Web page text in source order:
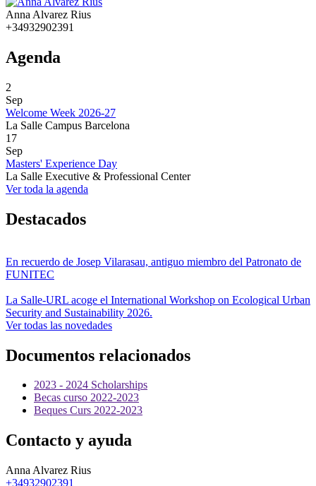
Anna Alvarez Rius
+34932902391
Agenda
2
Sep
Welcome Week 2026-27
La Salle Campus Barcelona
17
Sep
Masters' Experience Day
La Salle Executive & Professional Center
Ver toda la agenda
Destacados
En recuerdo de Josep Vilarasau, antiguo miembro del Patronato de
FUNITEC
La Salle-URL acoge el International Workshop on Ecological Urban
Security and Sustainability 2026.
Ver todas las novedades
Documentos relacionados
2023 - 2024 Scholarships
Becas curso 2022-2023
Beques Curs 2022-2023
Contacto y ayuda
Anna Alvarez Rius
+34932902391